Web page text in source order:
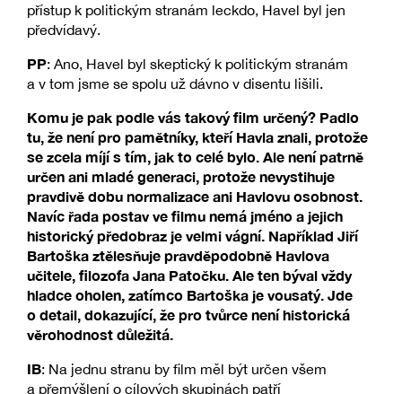
přístup k politickým stranám leckdo, Havel byl jen
předvídavý.
PP: Ano, Havel byl skeptický k politickým stranám
a v tom jsme se spolu už dávno v disentu lišili.
Komu je pak podle vás takový film určený? Padlo
tu, že není pro pamětníky, kteří Havla znali, protože
se zcela míjí s tím, jak to celé bylo. Ale není patrně
určen ani mladé generaci, protože nevystihuje
pravdivě dobu normalizace ani Havlovu osobnost.
Navíc řada postav ve filmu nemá jméno a jejich
historický předobraz je velmi vágní. Například Jiří
Bartoška ztělesňuje pravděpodobně Havlova
učitele, filozofa Jana Patočku. Ale ten býval vždy
hladce oholen, zatímco Bartoška je vousatý. Jde
o detail, dokazující, že pro tvůrce není historická
věrohodnost důležitá.
IB: Na jednu stranu by film měl být určen všem
a přemýšlení o cílových skupinách patří